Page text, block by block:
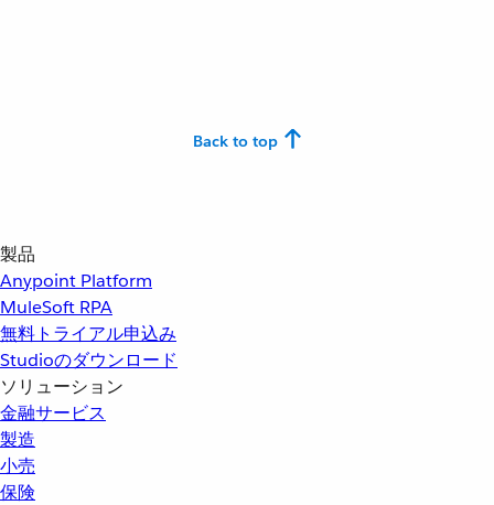
Back to top
製品
Anypoint Platform
MuleSoft RPA
無料トライアル申込み
Studioのダウンロード
ソリューション
金融サービス
製造
小売
保険